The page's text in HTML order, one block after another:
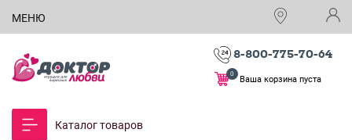
МЕНЮ
8-800-775-70-64
Ваша корзина пуста
0
Каталог товаров